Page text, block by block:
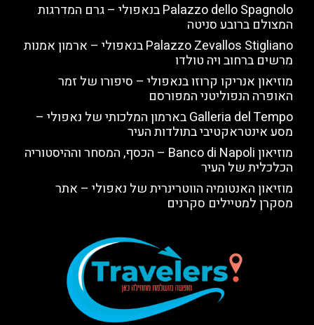
Palazzo dello Spagnolo בנאפולי – גרם המדרגות
המצולם ברובע סניטה
Palazzo Zevallos Stigliano בנאפולי – ארמון אמנות
מרשים ברחוב ויה טולדו
מוזיאון אנריקו קרוזו בנאפולי – סיפורו של זמר
האופרה הנפוליטני המפורסם
Galleria del Tempo בארמון המלכותי של נאפולי –
מסע אינטראקטיבי בתולדות העיר
מוזיאון Banco di Napoli – הכסף, המסחר וההיסטוריה
הכלכלית של העיר
מוזיאון האנטומיה הווטרינרית של נאפולי – אתר
מסקרן למטיילים סקרנים